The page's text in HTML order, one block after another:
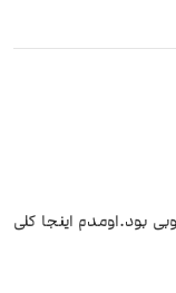
بود.اومدم اینجا کلی